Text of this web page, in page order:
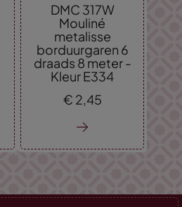
DMC 317W
Mouliné
metalisse
borduurgaren 6
draads 8 meter -
Kleur E334
€ 2, 45